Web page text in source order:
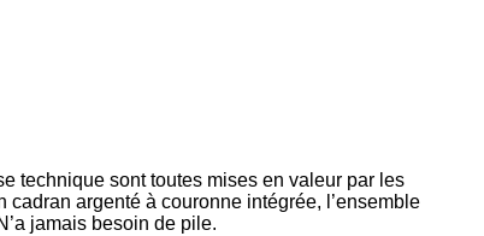
technique sont toutes mises en valeur par les
argenté à couronne intégrée, l’ensemble
jamais besoin de pile.